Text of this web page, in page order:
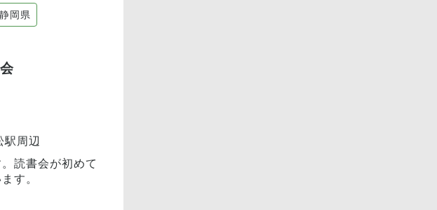
静岡県
周辺
読書会が初めて
す。